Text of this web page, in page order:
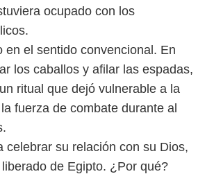
ocupado con los
en el sentido convencional. En
los caballos y afilar las espadas,
ritual que dejó vulnerable a la
fuerza de combate durante al
celebrar su relación con su Dios,
de Egipto. ¿Por qué?